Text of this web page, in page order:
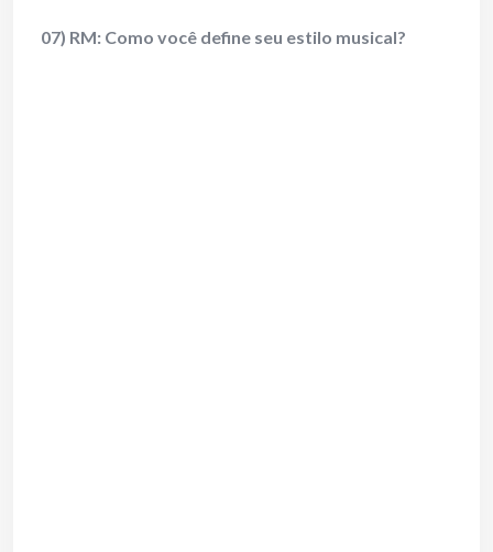
07) RM: Como você define seu estilo musical?